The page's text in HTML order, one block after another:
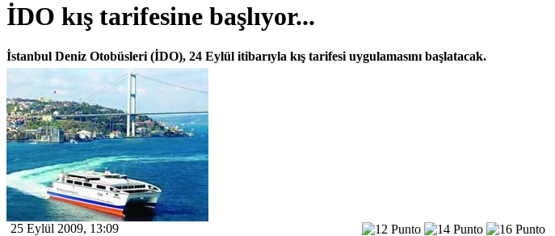
İDO kış tarifesine başlıyor...
İstanbul Deniz Otobüsleri (İDO), 24 Eylül itibarıyla kış tarifesi uygulamasını başlatacak.
25 Eylül 2009, 13:09